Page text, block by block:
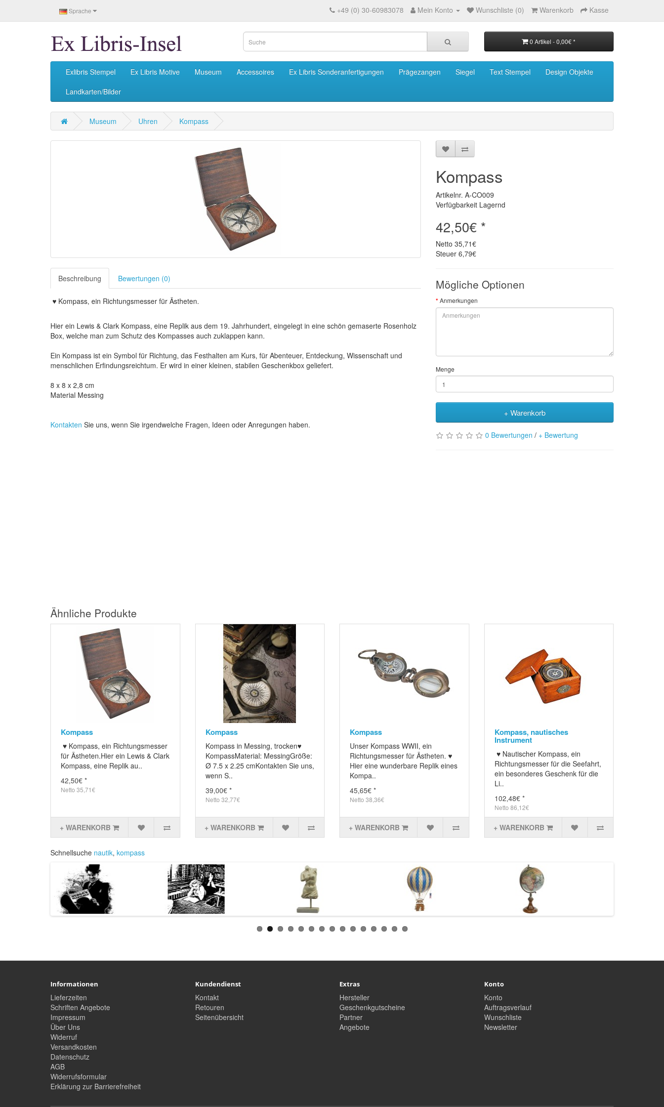
Sprache +49 (0) 30-60983078 Mein Konto Wunschliste (0) Warenkorb Kasse
0 Artikel - 0,00€ *
Exlibris Stempel Ex Libris Motive Museum Accessoires Ex Libris Sonderanfertigungen Prägezangen Siegel Text Stempel
Design Objekte
Landkarten/Bilder
Museum Uhren Kompass
Beschreibung Bewertungen (0)
♥ Kompass, ein Richtungsmesser für Ästheten.
Hier ein Lewis & Clark Kompass, eine Replik aus dem 19. Jahrhundert, eingelegt in eine schön gemaserte Rosenholz
Box, welche man zum Schutz des Kompasses auch zuklappen kann.
Ein Kompass ist ein Symbol für Richtung, das Festhalten am Kurs, für Abenteuer, Entdeckung, Wissenschaft und
menschlichen Erfindungsreichtum. Er wird in einer kleinen, stabilen Geschenkbox geliefert.
8 x 8 x 2,8 cm
Material Messing
Kontakten Sie uns, wenn Sie irgendwelche Fragen, Ideen oder Anregungen haben.
Kompass
Artikelnr. A-CO009
Verfügbarkeit Lagernd
42,50€ *
Netto 35,71€
Steuer 6,79€
Mögliche Optionen
Anmerkungen
Menge
+ Warenkorb
0 Bewertungen / + Bewertung
Ähnliche Produkte
Kompass
♥ Kompass, ein Richtungsmesser
für Ästheten.Hier ein Lewis & Clark
Kompass, eine Replik au..
42,50€ *
Netto 35,71€
+ WARENKORB
Kompass
Kompass in Messing, trocken♥
KompassMaterial: MessingGröße:
Ø 7.5 x 2.25 cmKontakten Sie uns,
wenn S..
39,00€ *
Netto 32,77€
+ WARENKORB
Kompass
Unser Kompass WWII, ein
Richtungsmesser für Ästheten. ♥
Hier eine wunderbare Replik eines
Kompa..
45,65€ *
Netto 38,36€
+ WARENKORB
Kompass, nautisches
Instrument
♥ Nautischer Kompass, ein
Richtungsmesser für die Seefahrt,
ein besonderes Geschenk für die
Li..
102,48€ *
Netto 86,12€
+ WARENKORB
Schnellsuche nautik, kompass
Informationen
Lieferzeiten
Schriften Angebote
Impressum
Über Uns
Widerruf
Versandkosten
Datenschutz
AGB
Widerrufsformular
Erklärung zur Barrierefreiheit
Kundendienst
Kontakt
Retouren
Seitenübersicht
Extras
Hersteller
Geschenkgutscheine
Partner
Angebote
Konto
Konto
Auftragsverlauf
Wunschliste
Newsletter